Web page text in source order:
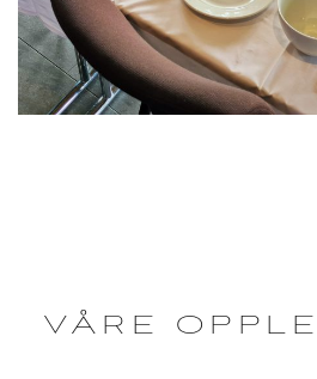
VÅRE